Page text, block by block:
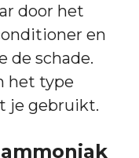
door het
en
de schade.
het type
je gebruikt.